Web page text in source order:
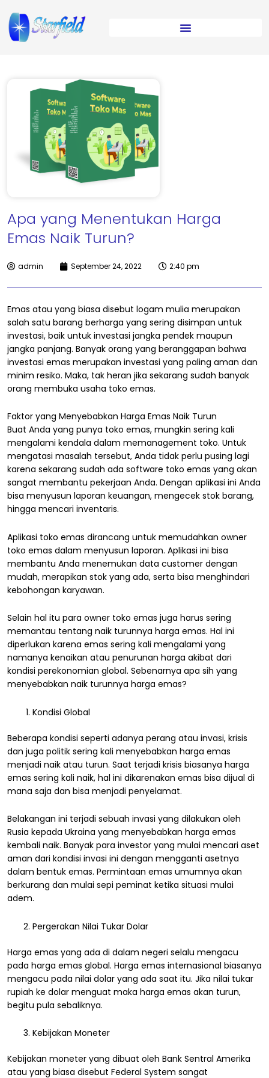
Apa yang Menentukan Harga
Emas Naik Turun?
admin September 24, 2022 2:40 pm
Emas atau yang biasa disebut logam mulia merupakan
salah satu barang berharga yang sering disimpan untuk
investasi, baik untuk investasi jangka pendek maupun
jangka panjang. Banyak orang yang beranggapan bahwa
investasi emas merupakan investasi yang paling aman dan
minim resiko. Maka, tak heran jika sekarang sudah banyak
orang membuka usaha toko emas.
Faktor yang Menyebabkan Harga Emas Naik Turun
Buat Anda yang punya toko emas, mungkin sering kali
mengalami kendala dalam memanagement toko. Untuk
mengatasi masalah tersebut, Anda tidak perlu pusing lagi
karena sekarang sudah ada software toko emas yang akan
sangat membantu pekerjaan Anda. Dengan aplikasi ini Anda
bisa menyusun laporan keuangan, mengecek stok barang,
hingga mencari inventaris.
Aplikasi toko emas dirancang untuk memudahkan owner
toko emas dalam menyusun laporan. Aplikasi ini bisa
membantu Anda menemukan data customer dengan
mudah, merapikan stok yang ada, serta bisa menghindari
kebohongan karyawan.
Selain hal itu para owner toko emas juga harus sering
memantau tentang naik turunnya harga emas. Hal ini
diperlukan karena emas sering kali mengalami yang
namanya kenaikan atau penurunan harga akibat dari
kondisi perekonomian global. Sebenarnya apa sih yang
menyebabkan naik turunnya harga emas?
Kondisi Global
Beberapa kondisi seperti adanya perang atau invasi, krisis
dan juga politik sering kali menyebabkan harga emas
menjadi naik atau turun. Saat terjadi krisis biasanya harga
emas sering kali naik, hal ini dikarenakan emas bisa dijual di
mana saja dan bisa menjadi penyelamat.
Belakangan ini terjadi sebuah invasi yang dilakukan oleh
Rusia kepada Ukraina yang menyebabkan harga emas
kembali naik. Banyak para investor yang mulai mencari aset
aman dari kondisi invasi ini dengan mengganti asetnya
dalam bentuk emas. Permintaan emas umumnya akan
berkurang dan mulai sepi peminat ketika situasi mulai
adem.
Pergerakan Nilai Tukar Dolar
Harga emas yang ada di dalam negeri selalu mengacu
pada harga emas global. Harga emas internasional biasanya
mengacu pada nilai dolar yang ada saat itu. Jika nilai tukar
rupiah ke dolar menguat maka harga emas akan turun,
begitu pula sebaliknya.
Kebijakan Moneter
Kebijakan moneter yang dibuat oleh Bank Sentral Amerika
atau yang biasa disebut Federal System sangat